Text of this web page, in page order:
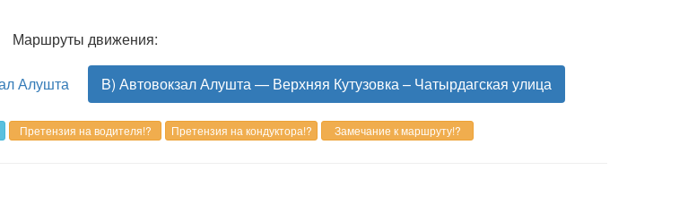
Маршруты движения:
Алушта B) Автовокзал Алушта — Верхняя Кутузовка – Чатырдагская улица